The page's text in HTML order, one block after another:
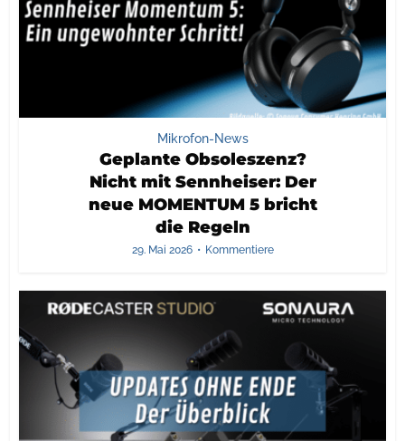
Mikrofon-News
Geplante Obsoleszenz?
Nicht mit Sennheiser: Der
neue MOMENTUM 5 bricht
die Regeln
29. Mai 2026 Kommentiere